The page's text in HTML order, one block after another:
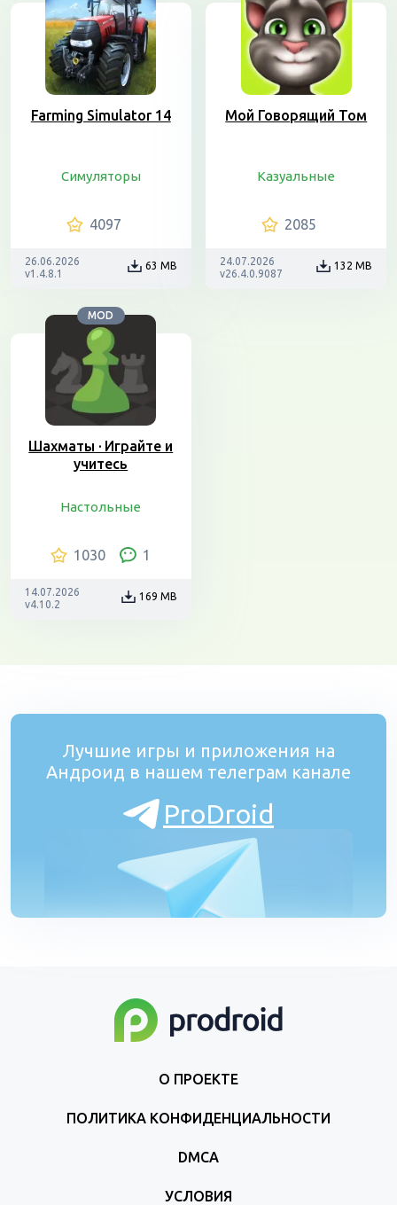
Farming Simulator 14
Симуляторы
4097
26.06.2026
v1.4.8.1
63 MB
Мой Говорящий Том
Казуальные
2085
24.07.2026
v26.4.0.9087
132 MB
MOD
Шахматы · Играйте и
учитесь
Настольные
1030 1
14.07.2026
v4.10.2
169 MB
Лучшие игры и приложения на
Андроид в нашем телеграм канале
ProDroid
О ПРОЕКТЕ
ПОЛИТИКА КОНФИДЕНЦИАЛЬНОСТИ
DMCA
УСЛОВИЯ